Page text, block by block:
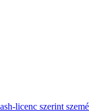
licenc szerint